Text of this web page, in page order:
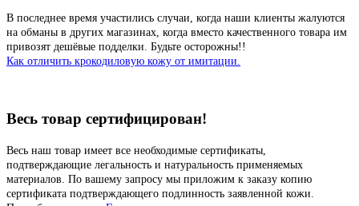
В последнее время участились случаи, когда наши клиенты жалуются
на обманы в других магазинах, когда вместо качественного товара им
привозят дешёвые подделки. Будьте осторожны!!
Как отличить крокодиловую кожу от имитации.
Весь товар сертифицирован!
Весь наш товар имеет все необходимые сертификаты,
подтверждающие легальность и натуральность применяемых
материалов. По вашему запросу мы приложим к заказу копию
сертификата подтверждающего подлинность заявленной кожи.